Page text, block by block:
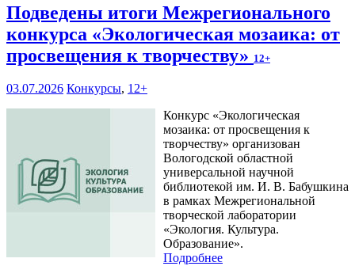
Подведены итоги Межрегионального
конкурса «Экологическая мозаика: от
просвещения к творчеству» 12+
03.07.2026 Конкурсы, 12+
Конкурс «Экологическая
мозаика: от просвещения к
творчеству» организован
Вологодской областной
универсальной научной
библиотекой им. И. В. Бабушкина
в рамках Межрегиональной
творческой лаборатории
«Экология. Культура.
Образование».
Подробнее